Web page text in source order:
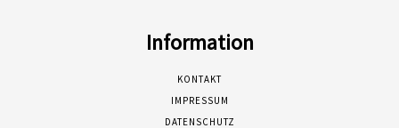
Information
KONTAKT
IMPRESSUM
DATENSCHUTZ